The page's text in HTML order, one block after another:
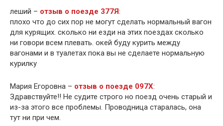
леший – отзыв о поезде 377Я:
плохо что до сих пор не могут сделать нормальный вагон
для курящих. сколько ни езди на этих поездах сколько
ни говори всем плевать. окей буду курить между
вагонами и в туалетах пока вы не сделаете нормальную
курилку
Мария Егоровна – отзыв о поезде 097Х:
Здравствуйте!! Не судите строго но поезд очень старый и
из-за этого все проблемы. Проводница старалась, она
тут ни при чем.